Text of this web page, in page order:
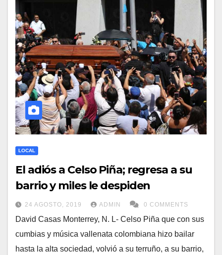
LOCAL
El adiós a Celso Piña; regresa a su
barrio y miles le despiden
24 AGOSTO, 2019 ADMIN 0 COMMENTS
David Casas Monterrey, N. L- Celso Piña que con sus
cumbias y música vallenata colombiana hizo bailar
hasta la alta sociedad, volvió a su terruño, a su barrio,